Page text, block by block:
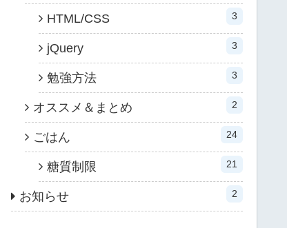
HTML/CSS 3
jQuery 3
勉強方法 3
オススメ＆まとめ 2
ごはん 24
糖質制限 21
お知らせ 2